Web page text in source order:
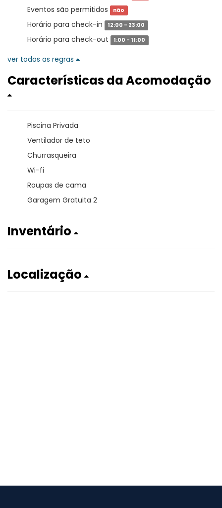
Eventos são permitidos não
Horário para check-in 12:00 - 23:00
Horário para check-out 1:00 - 11:00
ver todas as regras
Características da Acomodação
Piscina Privada
Ventilador de teto
Churrasqueira
Wi-fi
Roupas de cama
Garagem Gratuita 2
Inventário
Localização